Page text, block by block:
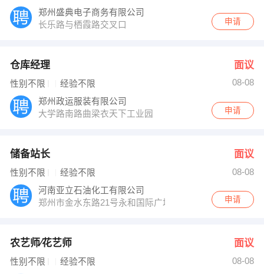
郑州盛典电子商务有限公司
长乐路与栖霞路交叉口
申请
仓库经理 面议
性别不限 经验不限
08-08
郑州政运服装有限公司
大学路南路曲梁衣天下工业园
申请
储备站长 面议
性别不限 经验不限
08-08
河南亚立石油化工有限公司
郑州市金水东路21号永和国际广场21楼A区
申请
农艺师∕花艺师 面议
性别不限 经验不限
08-08